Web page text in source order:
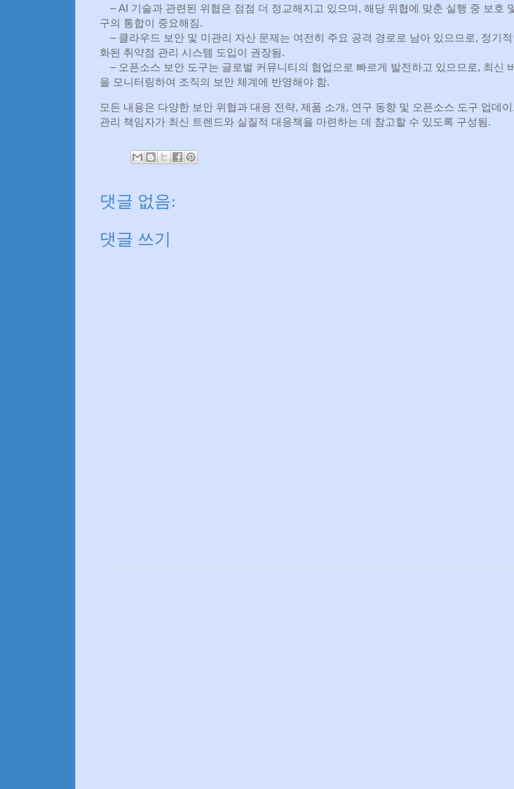
– AI 기술과 관련된 위협은 점점 더 정교해지고 있으며, 해당 위협에 맞춘 실행 중 보호
구의 통합이 중요해짐.
– 클라우드 보안 및 미관리 자산 문제는 여전히 주요 공격 경로로 남아 있으므로, 정기
화된 취약점 관리 시스템 도입이 권장됨.
– 오픈소스 보안 도구는 글로벌 커뮤니티의 협업으로 빠르게 발전하고 있으므로, 최신
을 모니터링하여 조직의 보안 체계에 반영해야 함.
모든 내용은 다양한 보안 위협과 대응 전략, 제품 소개, 연구 동향 및 오픈소스 도구 업데
관리 책임자가 최신 트렌드와 실질적 대응책을 마련하는 데 참고할 수 있도록 구성됨.
댓글 없음:
댓글 쓰기